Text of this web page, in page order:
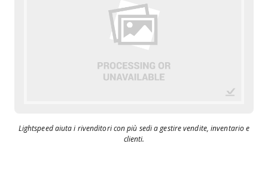
Lightspeed aiuta i rivenditori con più sedi a gestire vendite, inventario e
clienti.